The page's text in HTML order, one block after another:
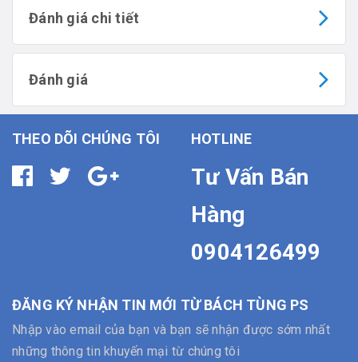
Đánh giá chi tiết
Đánh giá
THEO DÕI CHÚNG TÔI HOTLINE
Tư Vấn Bán
Hàng
0904126499
ĐĂNG KÝ NHẬN TIN MỚI TỪ BÁCH TÙNG PS
Nhập vào email của bạn và bạn sẽ nhận được sớm nhất
những thông tin khuyến mại từ chúng tôi